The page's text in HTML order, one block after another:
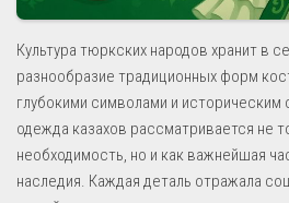
Культура тюркских народов хранит в
разнообразие традиционных форм
глубокими символами и
одежда казахов рассматривается не
необходимость, но и как важнейшая
наследия. Каждая деталь отражала